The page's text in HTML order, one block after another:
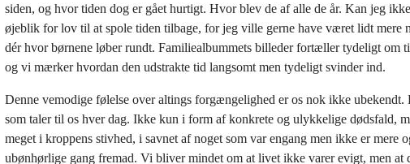
siden, og hvor tiden dog er gået hurtigt. Hvor blev de af alle de år. Kan jeg
øjeblik for lov til at spole tiden tilbage, for jeg ville gerne have været lidt mere
dér hvor børnene løber rundt. Familiealbummets billeder fortæller tydeligt om
og vi mærker hvordan den udstrakte tid langsomt men tydeligt svinder ind.
Denne vemodige følelse over altings forgængelighed er os nok ikke ubekendt.
som taler til os hver dag. Ikke kun i form af konkrete og ulykkelige dødsfald,
meget i kroppens stivhed, i savnet af noget som var engang men ikke er mere
ubønhørlige gang fremad. Vi bliver mindet om at livet ikke varer evigt, men at